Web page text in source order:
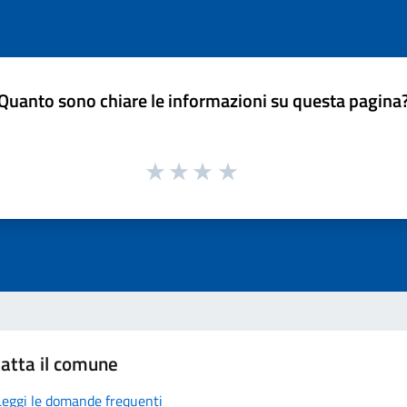
sono chiare le informazioni su questa
il comune
le domande frequenti